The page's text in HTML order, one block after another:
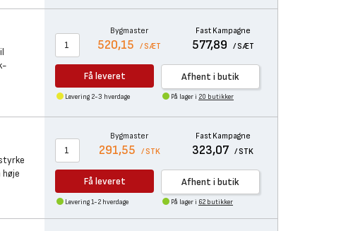
Bygmaster
520,15 / SÆT
Fast Kampagne
577,89 / SÆT
Få leveret Afhent i butik
Levering 2-3 hverdage På lager i 20 butikker
Bygmaster
291,55 / STK
Fast Kampagne
323,07 / STK
Få leveret Afhent i butik
Levering 1-2 hverdage På lager i 62 butikker